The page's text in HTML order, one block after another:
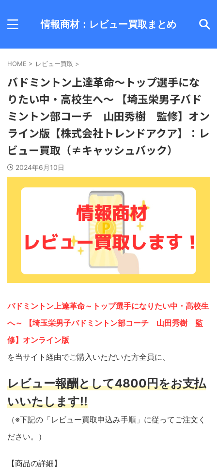
情報商材：レビュー買取まとめ
HOME > レビュー買取 >
バドミントン上達革命～トップ選手にな
りたい中・高校生へ～ 【埼玉栄男子バド
ミントン部コーチ 山田秀樹 監修】オン
ライン版【株式会社トレンドアクア】：レ
ビュー買取（≠キャッシュバック）
2024年6月10日
バドミントン上達革命～トップ選手になりたい中・高校生
へ～ 【埼玉栄男子バドミントン部コーチ 山田秀樹 監
修】オンライン版
を当サイト経由でご購入いただいた方全員に、
レビュー報酬として4800円をお支払
いいたします!!
（※下記の「レビュー買取申込み手順」に従ってご注文く
ださい。）
【商品の詳細】